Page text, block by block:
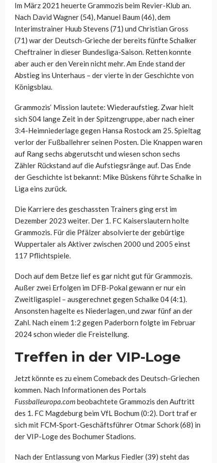
Im März 2021 heuerte Grammozis beim Revier-Klub an.
Nach David Wagner (54), Manuel Baum (46), dem
Interimstrainer Huub Stevens (71) und Christian Gross
(71) war der Deutsch-Grieche der bereits fünfte Schalker
Cheftrainer in dieser Bundesliga-Saison. Retten konnte
aber auch er den Verein nicht mehr. Am Ende stand der
Abstieg ins Unterhaus – der vierte in der Geschichte von
Königsblau.
Grammozis‘ Mission lautete: Wiederaufstieg. Zwar hielt
sich S04 lange Zeit in der Spitzengruppe, aber nach einer
3:4-Heimniederlage gegen Hansa Rostock am 25. Spieltag
verlor der Fußballehrer seinen Posten. Die Knappen waren
auf Rang sechs abgerutscht und wiesen schon sechs
Zähler Rückstand auf die Aufstiegsränge auf. Das Ende
der Geschichte ist bekannt: Mike Büskens führte Schalke in
Liga eins zurück.
Die Karriere des geschassten Trainers ging erst im
Dezember 2023 weiter. Der 1. FC Kaiserslautern holte
Grammozis. Für die Pfälzer absolvierte der gebürtige
Wuppertaler als Aktiver zwischen 2000 und 2005 einst
117 Pflichtspiele.
Doch auf dem Betze lief es gar nicht gut für Grammozis.
Außer zwei Erfolgen im DFB-Pokal gewann er nur ein
Zweitligaspiel – ausgerechnet gegen Schalke 04 (4:1).
Ansonsten hagelte es Niederlagen, und zwar fünf an der
Zahl. Nach einem 1:2 gegen Paderborn folgte im Februar
2024 schon wieder die Freistellung.
Treffen in der VIP-Loge
Jetzt könnte es zu einem Comeback des Deutsch-Griechen
kommen. Nach Informationen des Portals
Fussballeuropa.com beobachtete Grammozis den Auftritt
des 1. FC Magdeburg beim VfL Bochum (0:2). Dort traf er
sich mit FCM-Sport-Geschäftsführer Otmar Schork (68) in
der VIP-Loge des Bochumer Stadions.
Nach der Entlassung von Markus Fiedler (39) steht das